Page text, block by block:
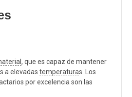
, que es capaz de mantener
a elevadas temperaturas. Los
por excelencia son las